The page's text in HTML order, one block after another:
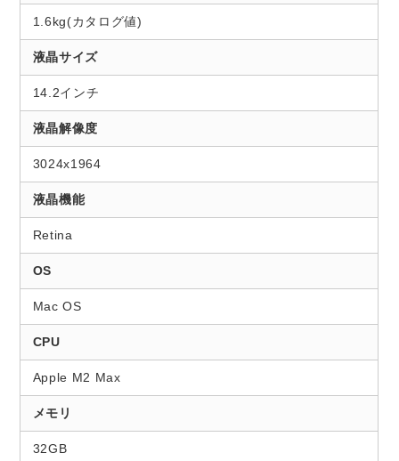
1.6kg(カタログ値)
液晶サイズ
14.2インチ
液晶解像度
3024x1964
液晶機能
Retina
OS
Mac OS
CPU
Apple M2 Max
メモリ
32GB